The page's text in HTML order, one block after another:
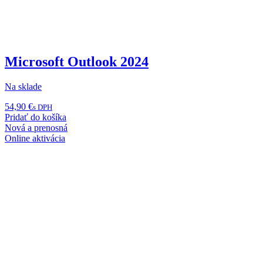
Microsoft Outlook 2024
Na sklade
54,90 €s DPH
Pridať do košíka
Nová a prenosná
Online aktivácia